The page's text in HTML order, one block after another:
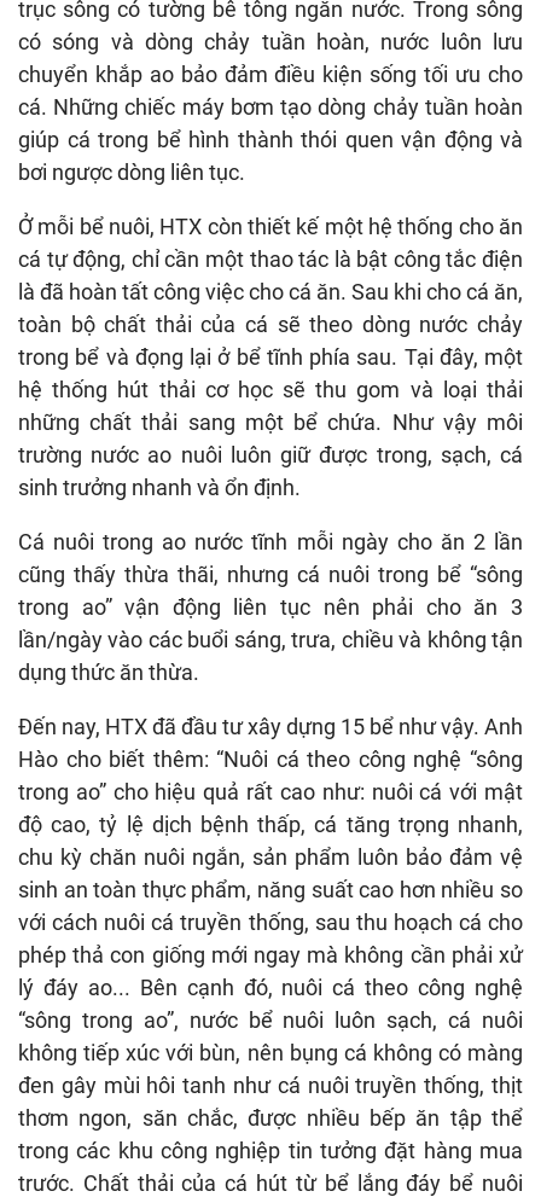
trục sông có tường bê tông ngăn nước. Trong sông
có sóng và dòng chảy tuần hoàn, nước luôn lưu
chuyển khắp ao bảo đảm điều kiện sống tối ưu cho
cá. Những chiếc máy bơm tạo dòng chảy tuần hoàn
giúp cá trong bể hình thành thói quen vận động và
bơi ngược dòng liên tục.
Ở mỗi bể nuôi, HTX còn thiết kế một hệ thống cho ăn
cá tự động, chỉ cần một thao tác là bật công tắc điện
là đã hoàn tất công việc cho cá ăn. Sau khi cho cá ăn,
toàn bộ chất thải của cá sẽ theo dòng nước chảy
trong bể và đọng lại ở bể tĩnh phía sau. Tại đây, một
hệ thống hút thải cơ học sẽ thu gom và loại thải
những chất thải sang một bể chứa. Như vậy môi
trường nước ao nuôi luôn giữ được trong, sạch, cá
sinh trưởng nhanh và ổn định.
Cá nuôi trong ao nước tĩnh mỗi ngày cho ăn 2 lần
cũng thấy thừa thãi, nhưng cá nuôi trong bể “sông
trong ao” vận động liên tục nên phải cho ăn 3
lần/ngày vào các buổi sáng, trưa, chiều và không tận
dụng thức ăn thừa.
Đến nay, HTX đã đầu tư xây dựng 15 bể như vậy. Anh
Hào cho biết thêm: “Nuôi cá theo công nghệ “sông
trong ao” cho hiệu quả rất cao như: nuôi cá với mật
độ cao, tỷ lệ dịch bệnh thấp, cá tăng trọng nhanh,
chu kỳ chăn nuôi ngắn, sản phẩm luôn bảo đảm vệ
sinh an toàn thực phẩm, năng suất cao hơn nhiều so
với cách nuôi cá truyền thống, sau thu hoạch cá cho
phép thả con giống mới ngay mà không cần phải xử
lý đáy ao... Bên cạnh đó, nuôi cá theo công nghệ
“sông trong ao”, nước bể nuôi luôn sạch, cá nuôi
không tiếp xúc với bùn, nên bụng cá không có màng
đen gây mùi hôi tanh như cá nuôi truyền thống, thịt
thơm ngon, săn chắc, được nhiều bếp ăn tập thể
trong các khu công nghiệp tin tưởng đặt hàng mua
trước. Chất thải của cá hút từ bể lắng đáy bể nuôi